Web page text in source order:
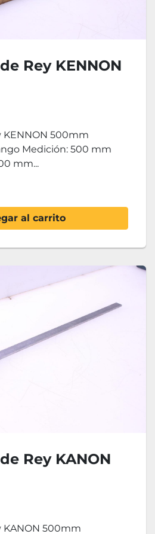
Rey KENNON
KENNON 500mm
Medición: 500 mm
mm...
al carrito
Rey KANON
KANON 500mm